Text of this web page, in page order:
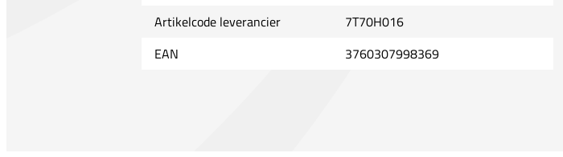
Artikelcode leverancier
7T70H016
EAN
3760307998369